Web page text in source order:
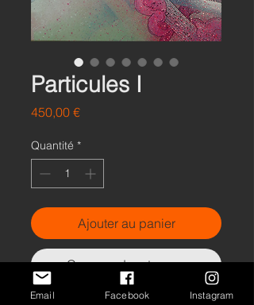
Particules I
450,00 €Prix
Quantité *
Ajouter au panier
Commander et payer
Email Facebook Instagram